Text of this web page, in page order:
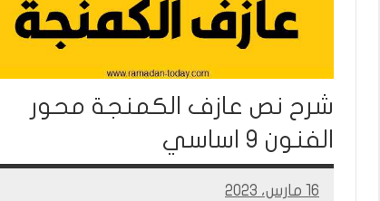
شرح نص عازف الكمنجة محور
الفنون 9 اساسي
16 مارس، 2023